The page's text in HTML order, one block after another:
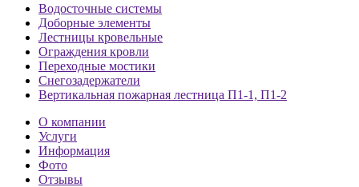
Водосточные системы
Доборные элементы
Лестницы кровельные
Ограждения кровли
Переходные мостики
Снегозадержатели
Вертикальная пожарная лестница П1-1, П1-2
О компании
Услуги
Информация
Фото
Отзывы